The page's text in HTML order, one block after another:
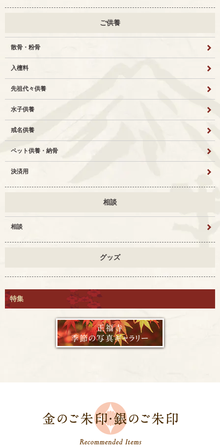
ご供養
散骨・粉骨
入檀料
先祖代々供養
水子供養
戒名供養
ペット供養・納骨
決済用
相談
相談
グッズ
特集